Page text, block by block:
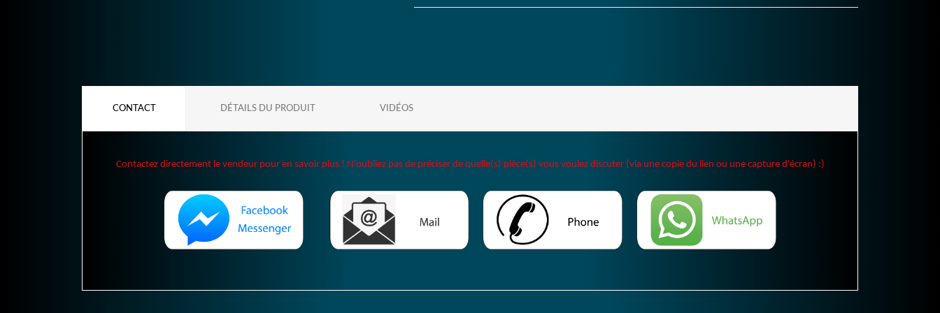
CONTACT DÉTAILS DU PRODUIT VIDÉOS
Contactez directement le vendeur pour en savoir plus ! N'oubliez pas de préciser de quelle(s) pièce(s) vous voulez discuter (via une copie du lien ou une capture d'écran) :)